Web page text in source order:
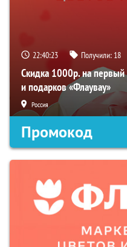
22:40:22 Получили: 18
Скидка 1000р. на первый
и подарков «Флаувау»
Россия
Промокод